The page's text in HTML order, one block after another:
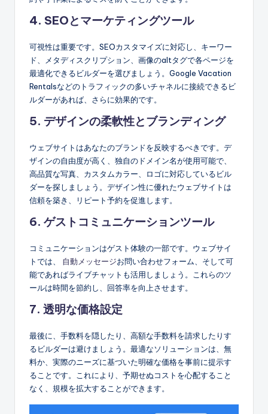
4. SEOとマーケティングツール
可視性は重要です。SEOカスタマイズに対応し、キーワー
ド、メタディスクリプション、画像のaltタグで各ページを
最適化できるビルダーを選びましょう。Google Vacation
Rentalsなどのトラフィックの多いチャネルに接続できるビ
ルダーがあれば、さらに効果的です。
5. デザインの柔軟性とブランディング
ウェブサイトはあなたのブランドを反映するべきです。デ
ザインの自由度が高く、独自のドメイン名が使用可能で、
高品質な写真、カスタムカラー、ロゴに対応しているビル
ダーを探しましょう。デザイン性に優れたウェブサイトは
信頼を築き、リピート予約を促進します。
6. ゲストコミュニケーションツール
コミュニケーションはゲスト体験の一部です。ウェブサイ
トでは、 自動メッセージお問い合わせフォーム、そして可
能であればライブチャットも活用しましょう。これらのツ
ールは時間を節約し、回答率を向上させます。
7. 透明な価格設定
最後に、手数料を隠したり、高額な手数料を請求したりす
るビルダーは避けましょう。最適なソリューションは、無
料か、実際のニーズに基づいた明確な価格を事前に提示す
ることです。これにより、予期せぬコストを心配すること
なく、規模を拡大することができます。